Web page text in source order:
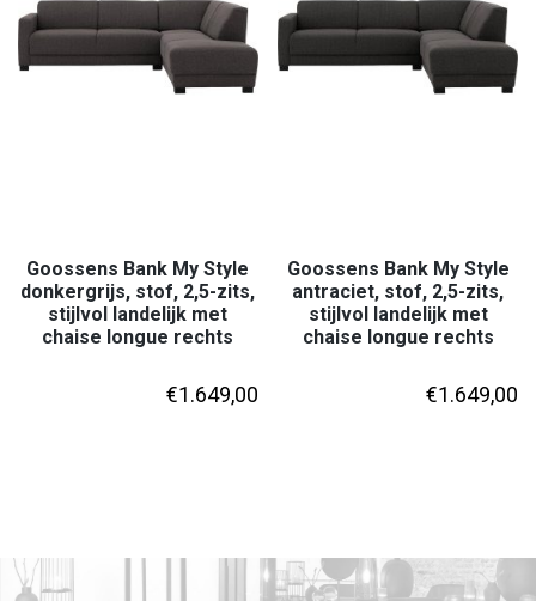
Goossens Bank My Style
donkergrijs, stof, 2,5-zits,
stijlvol landelijk met
chaise longue rechts
€1.649,00
Goossens Bank My Style
antraciet, stof, 2,5-zits,
stijlvol landelijk met
chaise longue rechts
€1.649,00